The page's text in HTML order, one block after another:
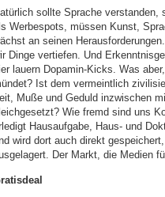
sollte Sprache verstanden,
Werbespots, müssen Kunst,
an seinen
Dinge vertiefen. Und
lauern Dopamin-Kicks. Was
Ist dem vermeintlich
Muße und Geduld inzwischen
Wie fremd sind uns
Hausaufgabe, Haus- und
wird dort auch direkt
Der Markt, die Medien